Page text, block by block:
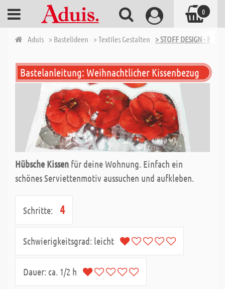
Aduis > Bastelideen > Textiles Gestalten > STOFF DESIGN -
Bastelanleitung: Weihnachtlicher Kissenbezug
Hübsche Kissen für deine Wohnung. Einfach ein
schönes Serviettenmotiv aussuchen und aufkleben.
Schritte: 4
Schwierigkeitsgrad: leicht
Dauer: ca. 1/2 h
0